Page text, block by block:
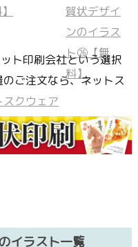
ト印刷会社という選択
ご注文なら、ネットス
クウェア
イラスト一覧